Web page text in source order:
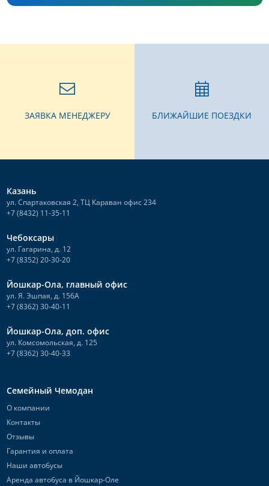
ЗАЯВКА МЕНЕДЖЕРУ БЛИЖАЙШИЕ ПОЕЗДКИ
Казань
ул. Спартаковская 2, ТЦ Караван офис 234
+7 (8432) 11-35-11
Чебоксары
ул. Гагарина, д. 12
+7 (8352) 20-30-20
Йошкар-Ола, главный офис
ул. Я. Эшпая, д. 156А
+7 (8362) 30-40-11
Йошкар-Ола, доп. офис
ул. Комсомольская, д. 125
+7 (8362) 30-40-33
Семейный Чемодан
О компании
Контакты
Отзывы
Гарантия и оплата
Наши автобусы
Аренда автобуса в Йошкар-Оле